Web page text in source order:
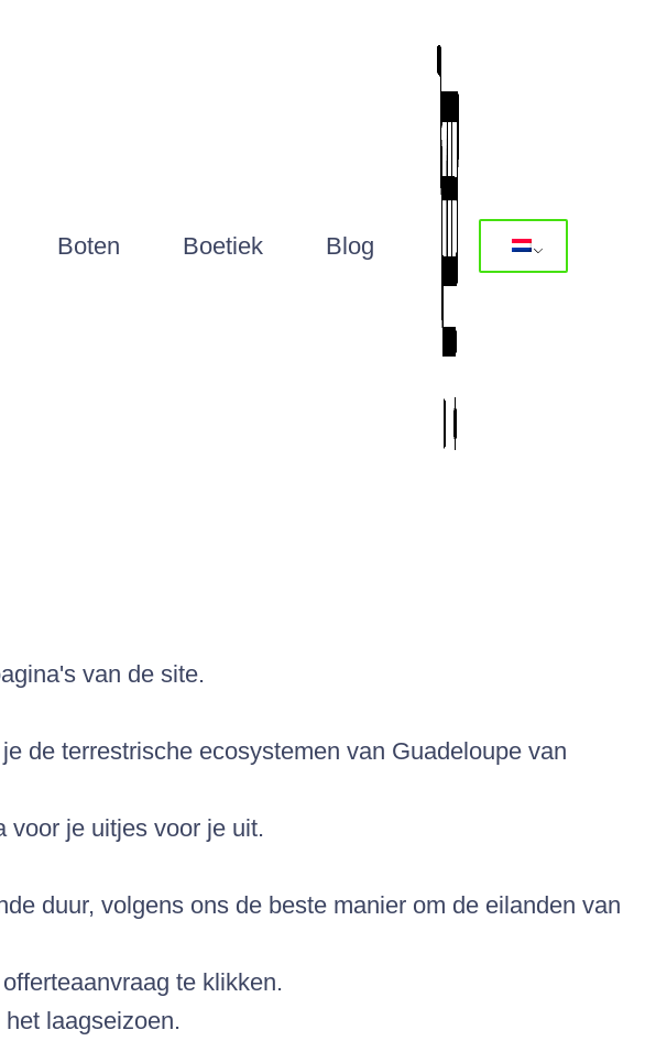
Boten Boetiek Blog
van de site.
de terrestrische ecosystemen van Guadeloupe van
voor je uitjes voor je uit.
duur, volgens ons de beste manier om de eilanden van
te klikken.
laagseizoen.